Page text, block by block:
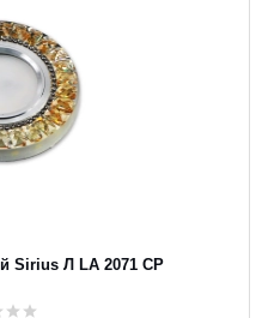
Sirius Л LA 2071 CP